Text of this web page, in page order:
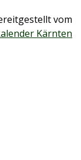
vom
Kärnten